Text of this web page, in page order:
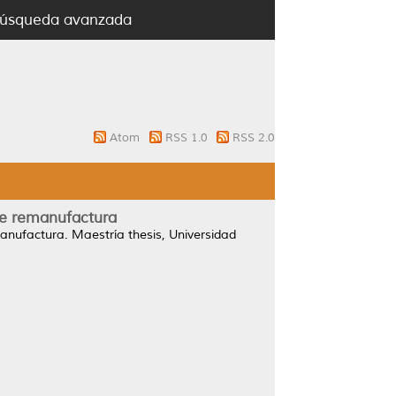
avanzada
Atom RSS 1.0 RSS 2.0
remanufactura
Maestría thesis, Universidad